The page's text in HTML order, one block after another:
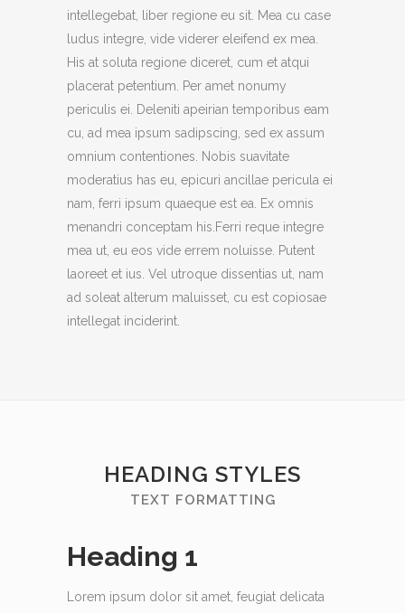
intellegebat, liber regione eu sit. Mea cu case
ludus integre, vide viderer eleifend ex mea.
His at soluta regione diceret, cum et atqui
placerat petentium. Per amet nonumy
periculis ei. Deleniti apeirian temporibus eam
cu, ad mea ipsum sadipscing, sed ex assum
omnium contentiones. Nobis suavitate
moderatius has eu, epicuri ancillae pericula ei
nam, ferri ipsum quaeque est ea. Ex omnis
menandri conceptam his.Ferri reque integre
mea ut, eu eos vide errem noluisse. Putent
laoreet et ius. Vel utroque dissentias ut, nam
ad soleat alterum maluisset, cu est copiosae
intellegat inciderint.
HEADING STYLES
TEXT FORMATTING
Heading 1
Lorem ipsum dolor sit amet, feugiat delicata